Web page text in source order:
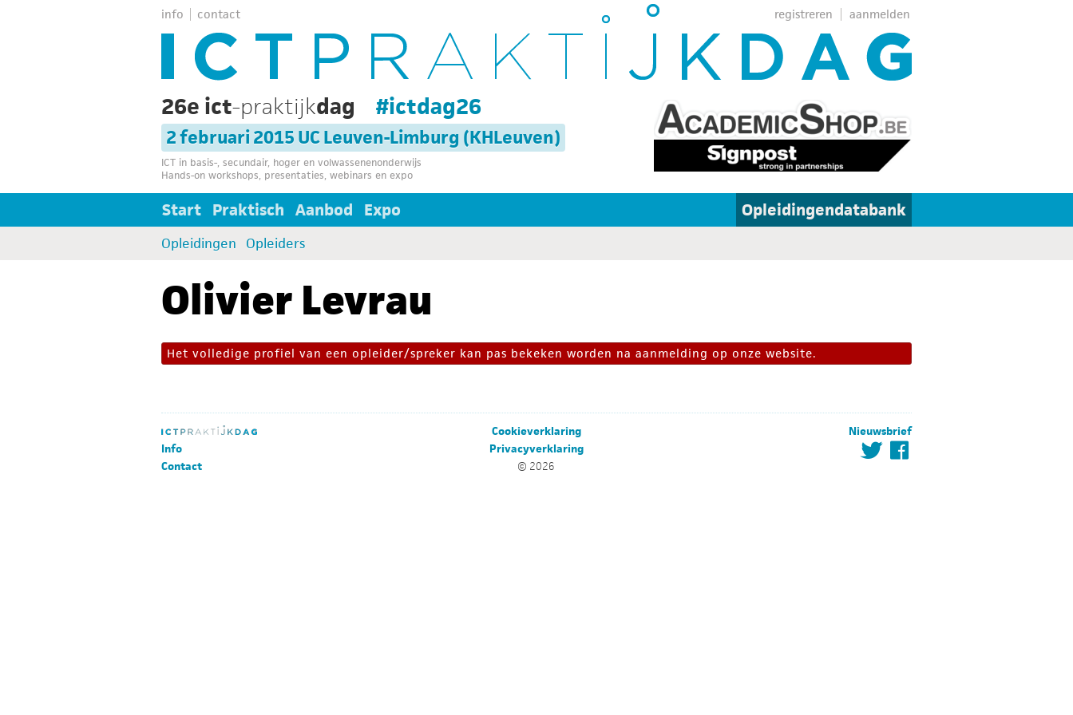
info contact aanmelden
registreren
26e ict-praktijkdag #ictdag26
2 februari 2015 UC Leuven-Limburg (KHLeuven)
ICT in basis-, secundair, hoger en volwassenenonderwijs
Hands-on workshops, presentaties, webinars en expo
Start Praktisch Aanbod Expo Opleidingendatabank
Opleidingen Opleiders
Olivier Levrau
Het volledige profiel van een opleider/spreker kan pas bekeken worden na aanmelding op onze website.
Info
Contact
Cookieverklaring
Privacyverklaring
© 2026
Nieuwsbrief